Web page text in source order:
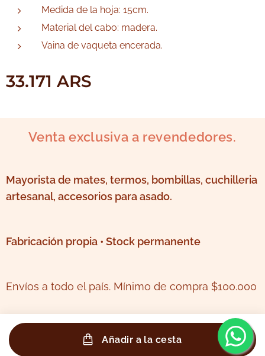
Medida de la hoja: 15cm.
Material del cabo: madera.
Vaina de vaqueta encerada.
33.171 ARS
Añadir a la cesta
Venta exclusiva a revendedores.
Mayorista de mates, termos, bombillas, cuchilleria
artesanal, accesorios para asado.
Fabricación propia • Stock permanente
Envíos a todo el país. Mínimo de compra $100.000